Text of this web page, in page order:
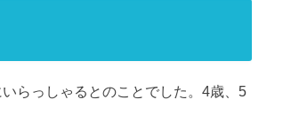
らっしゃるとのことでした。4歳、5